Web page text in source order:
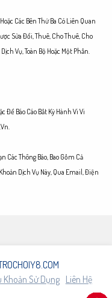
Các Bên Thứ Ba Có Liên Quan
Sửa Đổi, Thuê, Cho Thuê, Cho
Vụ, Toàn Bộ Hoặc Một Phần.
Để Báo Cáo Bất Kỳ Hành Vi Vi
.
Các Thông Báo, Bao Gồm Cả
Dịch Vụ Này, Qua Email, Điện
Khoản Sử Dụng Liên Hệ